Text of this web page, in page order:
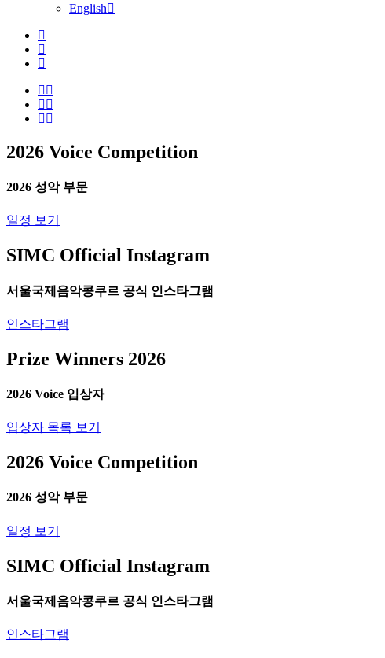
English
2026 Voice Competition
2026 성악 부문
일정 보기
SIMC Official Instagram
서울국제음악콩쿠르 공식 인스타그램
인스타그램
Prize Winners 2026
2026 Voice 입상자
입상자 목록 보기
2026 Voice Competition
2026 성악 부문
일정 보기
SIMC Official Instagram
서울국제음악콩쿠르 공식 인스타그램
인스타그램